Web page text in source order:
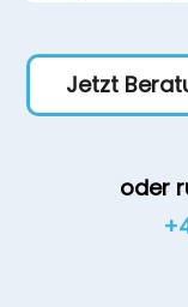
Jetzt
oder